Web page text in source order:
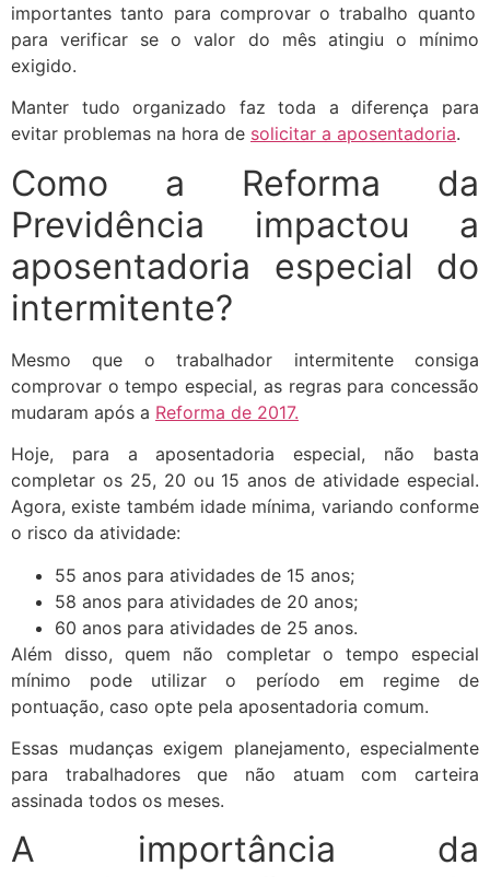
importantes tanto para comprovar o trabalho quanto
para verificar se o valor do mês atingiu o mínimo
exigido.
Manter tudo organizado faz toda a diferença para
evitar problemas na hora de solicitar a aposentadoria.
Como a Reforma da
Previdência impactou a
aposentadoria especial do
intermitente?
Mesmo que o trabalhador intermitente consiga
comprovar o tempo especial, as regras para concessão
mudaram após a Reforma de 2017.
Hoje, para a aposentadoria especial, não basta
completar os 25, 20 ou 15 anos de atividade especial.
Agora, existe também idade mínima, variando conforme
o risco da atividade:
55 anos para atividades de 15 anos;
58 anos para atividades de 20 anos;
60 anos para atividades de 25 anos.
Além disso, quem não completar o tempo especial
mínimo pode utilizar o período em regime de
pontuação, caso opte pela aposentadoria comum.
Essas mudanças exigem planejamento, especialmente
para trabalhadores que não atuam com carteira
assinada todos os meses.
A importância da